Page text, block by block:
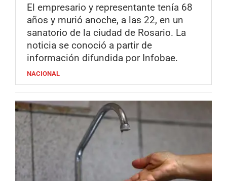
El empresario y representante tenía 68
años y murió anoche, a las 22, en un
sanatorio de la ciudad de Rosario. La
noticia se conoció a partir de
información difundida por Infobae.
NACIONAL